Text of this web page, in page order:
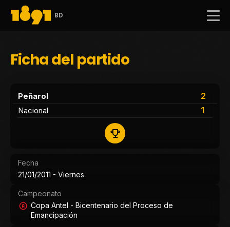
BD
Ficha del partido
Peñarol
2
1
Nacional
Fecha
21/01/2011 - Viernes
Campeonato
Copa Antel - Bicentenario del Proceso de
Emancipación